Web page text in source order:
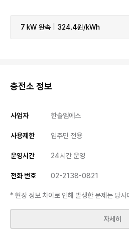
7 kW 완속 324.4원/kWh
충전소 정보
사업자 한솔엠에스
사용제한 입주민 전용
운영시간 24시간 운영
전화 번호 02-2138-0821
* 현장 정보 차이로 인해 발생한 문제는 당사
자세히